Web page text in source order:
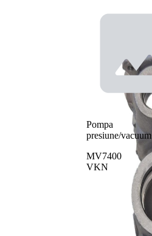
Pompa
presiune/vacuum
MV7400
VKN